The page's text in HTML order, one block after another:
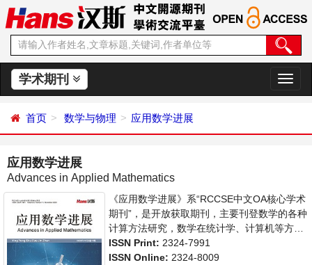
学术期刊
切
换
首页 数学与物理 应用数学进展
应用数学进展
Advances in Applied Mathematics
《应用数学进展》系“RCCSE中文OA核心学术
期刊”，是开放获取期刊，主要刊登数学的各种
计算方法研究，数学在统计学、计算机等方面
应用的学术论文和成果评述。本刊支持思想创
新、学术创新，倡导科学，繁荣学术，集学术
ISSN Print: 2324-7991
ISSN Online: 2324-8009